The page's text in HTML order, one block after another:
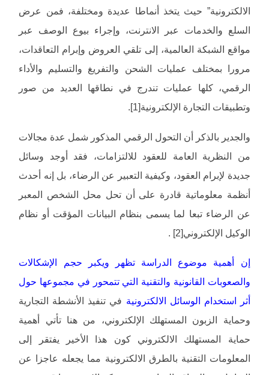
الالكترونية” حيث يتخذ أنماطا عديدة ومختلفة، فمن عرض
السلع والخدمات عبر الانترنت، وإجراء بيوع الوصف عبر
مواقع الشبكة العالمية، إلى تلقي العروض وإبرام التعاقدات،
مرورا بمختلف عمليات الشحن والتفريغ والتسليم والأداء
الرقمي، كلها عمليات تندرج في نطاقها العديد من صور
وتطبيقات التجارة الإلكترونية[1].
والجدير بالذكر أن التحول الرقمي المذكور شمل عدة مجالات
من النظرية العامة للعقود للالتزامات، فقد أوجد وسائل
جديدة لإبرام العقود، وكيفية التعبير عن الرضاء، بل إنه أحدث
أنظمة معلوماتية قادرة على أن تحل محل الشخص المعبر
عن الرضاء تبعا لما يسمى بنظام البيانات المؤقت أو نظام
الوكيل الإلكتروني[2] .
إن أهمية موضوع الدراسة تظهر ويكبر حجم الإشكالات
والصعوبات القانونية والتقنية التي تتمحور في مجموعها حول
أثر استخدام الوسائل الالكترونية في تنفيذ الأنشطة التجارية
وحماية الزبون المستهلك الإلكتروني، من هنا تأتي أهمية
حماية المستهلك الالكتروني كون هذا الأخير يفتقر إلى
المعلومات التقنية بالطرق الالكترونية مما يجعله عاجزا عن